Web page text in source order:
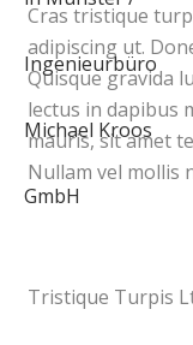
Cras tristique
adipiscing ut.
Quisque gravida
lectus in dapibus
mauris, sit amet
Nullam vel mollis
Tristique Turpis